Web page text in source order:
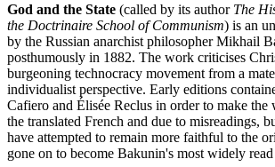
God and the State (called by its author The
the Doctrinaire School of Communism) is an
by the Russian anarchist philosopher Mikhail
posthumously in 1882. The work criticises
burgeoning technocracy movement from a
individualist perspective. Early editions
Cafiero and Élisée Reclus in order to make the
the translated French and due to misreadings,
have attempted to remain more faithful to the
gone on to become Bakunin's most widely